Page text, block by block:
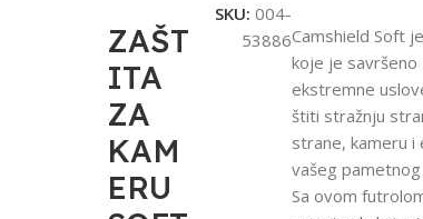
ZAŠT
ITA
ZA
KAM
ERU
SKU:004-
53886Camshield Soft
koje je savršeno
ekstremne
štiti stražnju
strane, kameru i
vašeg
Sa ovom